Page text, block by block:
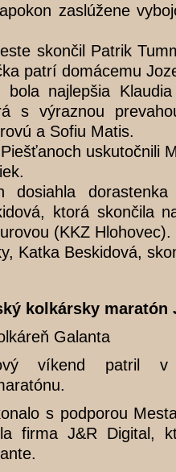
zaslúžene
skončil Patrik
patrí domácemu
bola najlepšia
s výraznou
a Sofiu Matis.
uskutočnili
dosiahla
ktorá skončila
(KKZ Hlohovec).
Katka Beskidová,
kolkársky maratón
Galanta
víkend patril v
s podporou
firma J&R Digital,